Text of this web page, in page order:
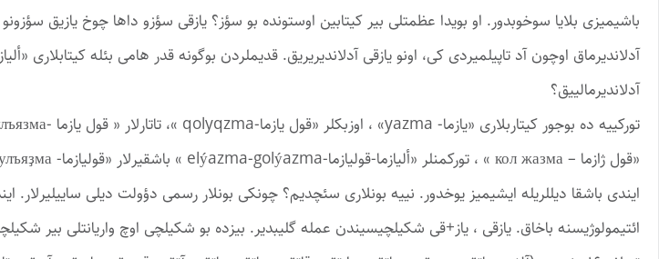
‏باشیمیزی بلایا سوخوبدور. او بویدا عظمتلی بیر کیتابین اوستونده ‏بو سؤز؟ یازقی سؤزو داها چوخ یازیق
آدلاندیرماق اوچون آد تاپیلمیردی ‏کی، اونو یازقی آدلاندیریریق. قدیملردن بوگونه قدر هامی بئله ‏کیتابلاری
آدلاندیرمالییق؟ ‏
ایندی باشقا دیللریله ‏ایشیمیز یوخدور. نییه بونلاری سئچدیم؟ چونکی بونلار رسمی دؤولت ‏دیلی ساییلیرلار.